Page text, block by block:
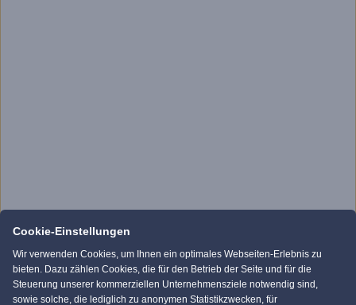
Cookie-Einstellungen
Wir verwenden Cookies, um Ihnen ein optimales Webseiten-Erlebnis zu
bieten. Dazu zählen Cookies, die für den Betrieb der Seite und für die
Steuerung unserer kommerziellen Unternehmensziele notwendig sind,
sowie solche, die lediglich zu anonymen Statistikzwecken, für